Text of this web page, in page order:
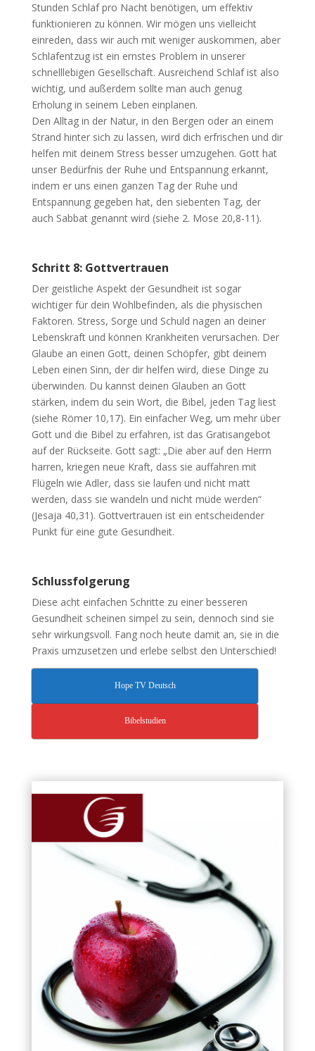
Stunden Schlaf pro Nacht benötigen, um effektiv
funktionieren zu können. Wir mögen uns vielleicht
einreden, dass wir auch mit weniger auskommen, aber
Schlafentzug ist ein ernstes Problem in unserer
schnelllebigen Gesellschaft. Ausreichend Schlaf ist also
wichtig, und außerdem sollte man auch genug
Erholung in seinem Leben einplanen.
Den Alltag in der Natur, in den Bergen oder an einem
Strand hinter sich zu lassen, wird dich erfrischen und dir
helfen mit deinem Stress besser umzugehen. Gott hat
unser Bedürfnis der Ruhe und Entspannung erkannt,
indem er uns einen ganzen Tag der Ruhe und
Entspannung gegeben hat, den siebenten Tag, der
auch Sabbat genannt wird (siehe 2. Mose 20,8-11).
Schritt 8: Gottvertrauen
Der geistliche Aspekt der Gesundheit ist sogar
wichtiger für dein Wohlbefinden, als die physischen
Faktoren. Stress, Sorge und Schuld nagen an deiner
Lebenskraft und können Krankheiten verursachen. Der
Glaube an einen Gott, deinen Schöpfer, gibt deinem
Leben einen Sinn, der dir helfen wird, diese Dinge zu
überwinden. Du kannst deinen Glauben an Gott
stärken, indem du sein Wort, die Bibel, jeden Tag liest
(siehe Römer 10,17). Ein einfacher Weg, um mehr über
Gott und die Bibel zu erfahren, ist das Gratisangebot
auf der Rückseite. Gott sagt: „Die aber auf den Herrn
harren, kriegen neue Kraft, dass sie auffahren mit
Flügeln wie Adler, dass sie laufen und nicht matt
werden, dass sie wandeln und nicht müde werden“
(Jesaja 40,31). Gottvertrauen ist ein entscheidender
Punkt für eine gute Gesundheit.
Schlussfolgerung
Diese acht einfachen Schritte zu einer besseren
Gesundheit scheinen simpel zu sein, dennoch sind sie
sehr wirkungsvoll. Fang noch heute damit an, sie in die
Praxis umzusetzen und erlebe selbst den Unterschied!
Hope TV Deutsch
Bibelstudien